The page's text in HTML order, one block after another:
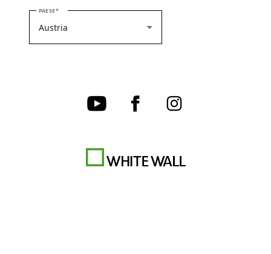
PAESESELEZIONARE IL PROPRIO PAESE